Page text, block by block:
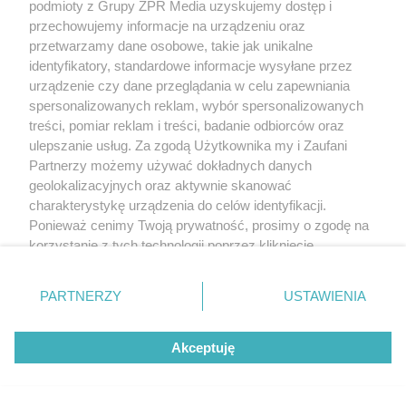
(w tym także elektroniczny lub mechaniczny) na jakimkolwiek polu
eksploatacji w jakiejkolwiek formie, włącznie z umieszczaniem w
Internecie bez pisemnej zgody właściciela praw. Jakiekolwiek użycie
lub wykorzystanie utworów w całości lub w części z naruszeniem
prawa, tzn. bez właściwej zgody, jest zabronione pod groźbą kary i
może być ścigane prawnie.
Informacje prawne
Nasze serwisy
podmioty z Grupy ZPR Media uzyskujemy dostęp i
przechowujemy informacje na urządzeniu oraz
przetwarzamy dane osobowe, takie jak unikalne
identyfikatory, standardowe informacje wysyłane przez
urządzenie czy dane przeglądania w celu zapewniania
spersonalizowanych reklam, wybór spersonalizowanych
treści, pomiar reklam i treści, badanie odbiorców oraz
ulepszanie usług. Za zgodą Użytkownika my i Zaufani
Partnerzy możemy używać dokładnych danych
geolokalizacyjnych oraz aktywnie skanować
charakterystykę urządzenia do celów identyfikacji.
Ponieważ cenimy Twoją prywatność, prosimy o zgodę na
korzystanie z tych technologii poprzez kliknięcie
zmienić/wycofać klikając przycisk ustawień prywatności
znajdujący się w lewym dolnym rogu strony
rodzaje przetwarzania danych nie wymagają zgody
użytkownika, ale masz prawo sprzeciwić się takiemu
przetwarzaniu. Preferencje będą miały zastosowanie tylko
PARTNERZY USTAWIENIA
Akceptuję